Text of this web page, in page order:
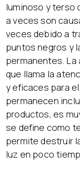
luminoso y terso
a veces son
veces debido a
puntos negros y
permanentes. La
que llama la
y eficaces para
permanecen
productos, es
se define como
permite destruir
luz en poco